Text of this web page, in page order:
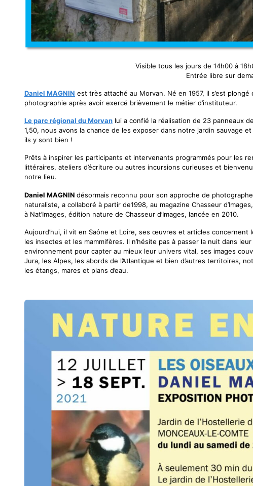
Visible tous les jours de 14h00 à
Entrée libre sur
Daniel MAGNIN est très attaché au Morvan. Né en 1957, il s’est plongé
photographie après avoir exercé brièvement le métier d’instituteur.
Le parc régional du Morvan lui a confié la réalisation de 23 panneaux
1,50, nous avons la chance de les exposer dans notre jardin sauvage
ils y sont bien !
Prêts à inspirer les participants et intervenants programmés pour les
littéraires, ateliers d’écriture ou autres incursions curieuses et
notre lieu.
Daniel MAGNIN désormais reconnu pour son approche de photographe
naturaliste, a collaboré à partir de1998, au magazine Chasseur
à Nat’Images, édition nature de Chasseur d’Images, lancée en 2010.
Aujourd’hui, il vit en Saône et Loire, ses œuvres et articles concernent
les insectes et les mammifères. Il n’hésite pas à passer la nuit dans leur
environnement pour capter au mieux leur univers vital, ses images
Jura, les Alpes, les abords de l’Atlantique et bien d’autres territoires,
les étangs, mares et plans d’eau.